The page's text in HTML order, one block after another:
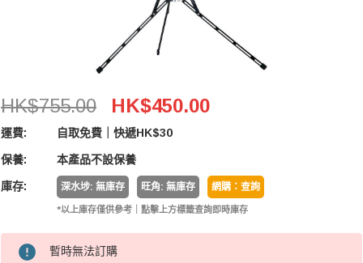
Phottix Padat 198 Carbon Light Stand 碳纖五節燈架
HK$755.00 HK$450.00
運費: 自取免費｜快遞HK$30
保養: 本產品不設保養
庫存: 深水埗: 無庫存 旺角: 無庫存 網購：查詢
*以上庫存僅供參考｜點擊上方標籤查詢即時庫存
暫時無法訂購